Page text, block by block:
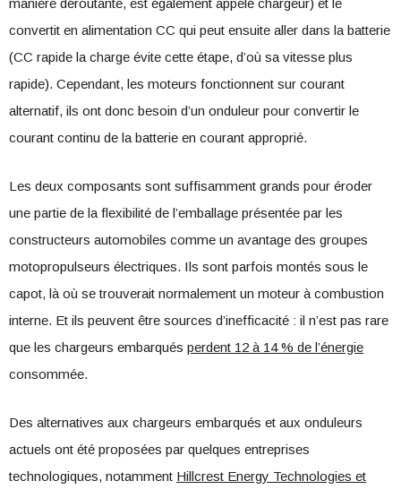
manière déroutante, est également appelé chargeur) et le
convertit en alimentation CC qui peut ensuite aller dans la batterie
(CC rapide la charge évite cette étape, d’où sa vitesse plus
rapide). Cependant, les moteurs fonctionnent sur courant
alternatif, ils ont donc besoin d’un onduleur pour convertir le
courant continu de la batterie en courant approprié.
Les deux composants sont suffisamment grands pour éroder
une partie de la flexibilité de l’emballage présentée par les
constructeurs automobiles comme un avantage des groupes
motopropulseurs électriques. Ils sont parfois montés sous le
capot, là où se trouverait normalement un moteur à combustion
interne. Et ils peuvent être sources d’inefficacité : il n’est pas rare
que les chargeurs embarqués perdent 12 à 14 % de l’énergie
consommée.
Des alternatives aux chargeurs embarqués et aux onduleurs
actuels ont été proposées par quelques entreprises
technologiques, notamment Hillcrest Energy Technologies et